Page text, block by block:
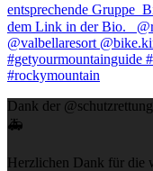
Dank der
🚑️⁠
Herzlichen Dank für die